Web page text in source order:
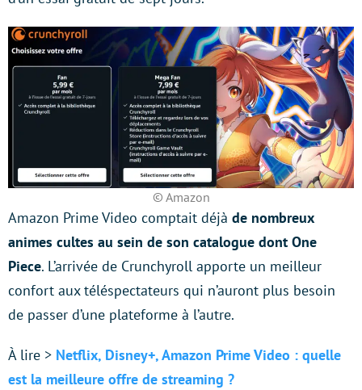
© Amazon
Amazon Prime Video comptait déjà de nombreux
animes cultes au sein de son catalogue dont One
Piece. L’arrivée de Crunchyroll apporte un meilleur
confort aux téléspectateurs qui n’auront plus besoin
de passer d’une plateforme à l’autre.
À lire > Netflix, Disney+, Amazon Prime Video : quelle
est la meilleure offre de streaming ?